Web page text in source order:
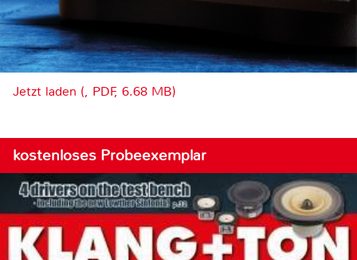
Jetzt laden (, PDF, 6.68 MB)
kostenloses Probeexemplar